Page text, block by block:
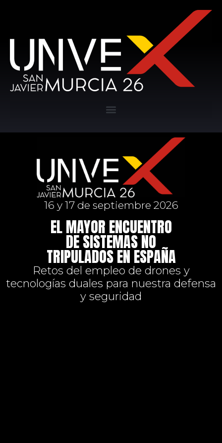
16 y 17 de septiembre 2026
EL MAYOR ENCUENTRO
DE SISTEMAS NO
TRIPULADOS EN ESPAÑA
Retos del empleo de drones y
tecnologías duales para nuestra defensa
y seguridad